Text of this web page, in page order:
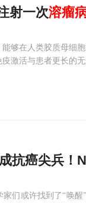
射一次溶瘤
能够在人类胶质母细
激活与患者更长的
抗癌尖兵！
们或许找到了“唤